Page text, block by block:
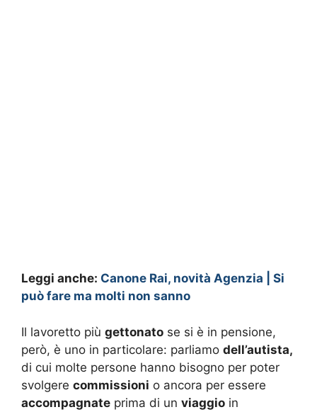
Leggi anche: Canone Rai, novità Agenzia | Si
può fare ma molti non sanno
Il lavoretto più gettonato se si è in pensione,
però, è uno in particolare: parliamo dell’autista,
di cui molte persone hanno bisogno per poter
svolgere commissioni o ancora per essere
accompagnate prima di un viaggio in